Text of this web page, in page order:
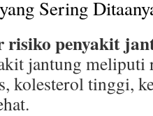
Sering
risiko penyakit
jantung meliputi
kolesterol tinggi,